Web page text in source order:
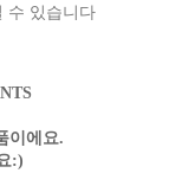
수 있습니다
이에요.
:)